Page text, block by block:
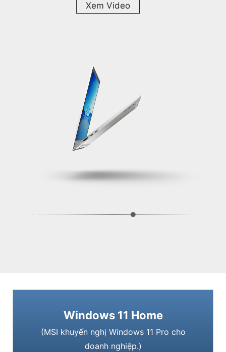
Xem Video
Windows 11 Home
(MSI khuyến nghị Windows 11 Pro cho
doanh nghiệp.)